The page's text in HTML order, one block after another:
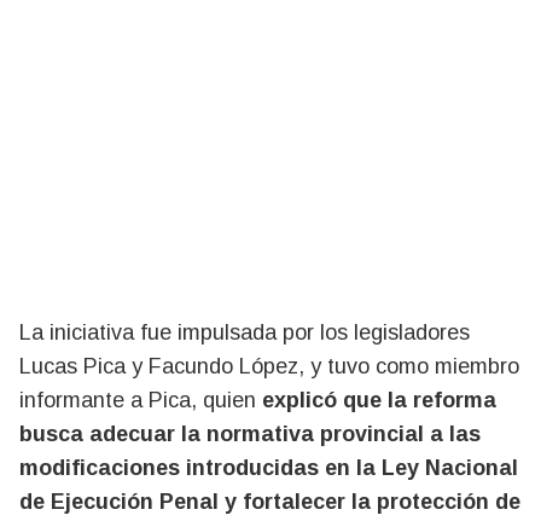
La iniciativa fue impulsada por los legisladores
Lucas Pica y Facundo López, y tuvo como miembro
informante a Pica, quien explicó que la reforma
busca adecuar la normativa provincial a las
modificaciones introducidas en la Ley Nacional
de Ejecución Penal y fortalecer la protección de